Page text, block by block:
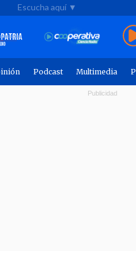
Escucha aquí ▼
Podcast Multimedia